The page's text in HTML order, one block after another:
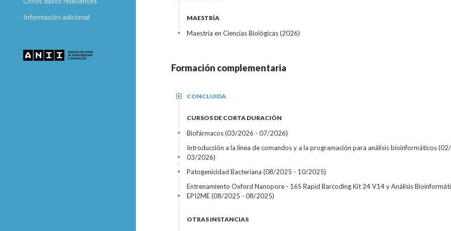
Información adicional
MAESTRÍA
Maestría en Ciencias Biológicas (2026)
+
Formación complementaria
CONCLUIDA
+
CURSOS DE CORTA DURACIÓN
Biofármacos(03/2026 - 07/2026)
+
Introducción a la línea de comandos y a la programación para análisis bioinformáticos
03/2026)
+
Patogenicidad Bacteriana (08/2025 - 10/2025)
+
Entrenamiento Oxford Nanopore - 16S Rapid Barcoding Kit 24 V14 y Análisis
EPI2ME(08/2025 - 08/2025)
+
OTRAS INSTANCIAS